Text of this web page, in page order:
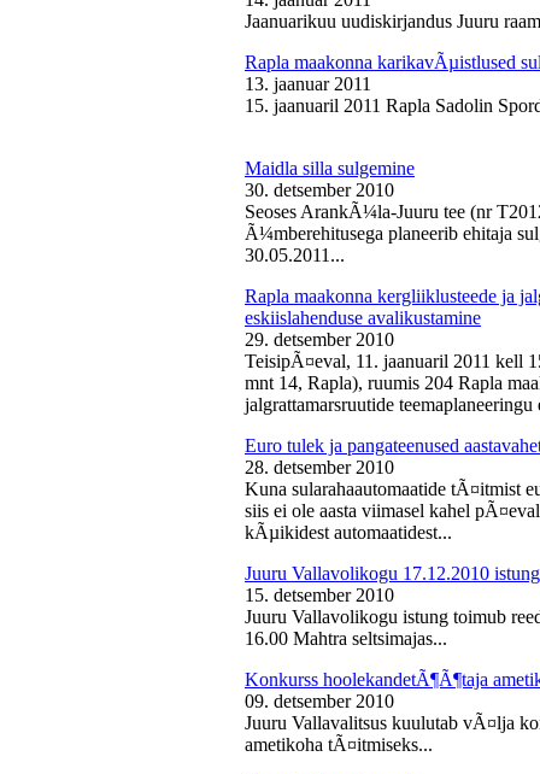
Jaanuarikuu uudiskirjandus Juuru
Rapla maakonna karikavÃµistlused
13. jaanuar 2011
15. jaanuaril 2011 Rapla Sadolin
Maidla silla sulgemine
30. detsember 2010
Seoses ArankÃ¼la-Juuru tee (nr
Ã¼mberehitusega planeerib ehitaja
30.05.2011...
Rapla maakonna kergliiklusteede ja
eskiislahenduse avalikustamine
29. detsember 2010
TeisipÃ¤eval, 11. jaanuaril 2011 kell
mnt 14, Rapla), ruumis 204 Rapla
jalgrattamarsruutide
Euro tulek ja pangateenused
28. detsember 2010
Kuna sularahaautomaatide tÃ¤itmist
siis ei ole aasta viimasel kahel
kÃµikidest automaatidest...
Juuru Vallavolikogu 17.12.2010 istung
15. detsember 2010
Juuru Vallavolikogu istung toimub
16.00 Mahtra seltsimajas...
Konkurss hoolekandetÃ¶Ã¶taja
09. detsember 2010
Juuru Vallavalitsus kuulutab vÃ¤lja
ametikoha tÃ¤itmiseks...